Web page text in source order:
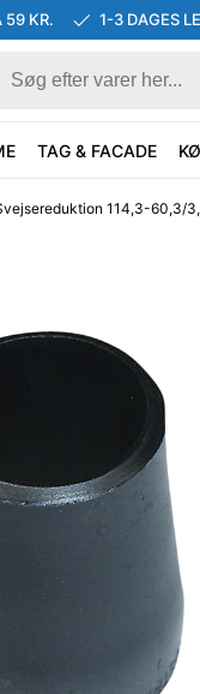
59 KR. 1-3 DAGES
TAG & FACADE
114,3-60,3/